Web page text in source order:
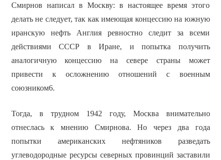
Смирнов написал в Москву: в настоящее время этого
делать не следует, так как имеющая концессию на южную
иранскую нефть Англия ревностно следит за всеми
действиями СССР в Иране, и попытка получить
аналогичную концессию на севере страны может
привести к осложнению отношений с военным
союзником6.
Тогда, в трудном 1942 году, Москва внимательно
отнеслась к мнению Смирнова. Но через два года
попытки американских нефтяников разведать
углеводородные ресурсы северных провинций заставили